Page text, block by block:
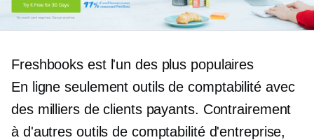
Freshbooks est l'un des plus populaires
En ligne seulement outils de comptabilité avec
des milliers de clients payants. Contrairement
à d'autres outils de comptabilité d'entreprise,